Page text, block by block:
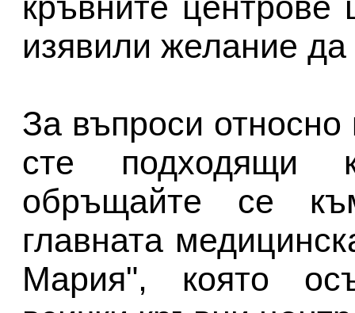
изявили желание
За въпроси
сте подходящи
обръщайте се
главната
Мария", която